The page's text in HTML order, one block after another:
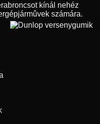
kínál nehéz
számára.